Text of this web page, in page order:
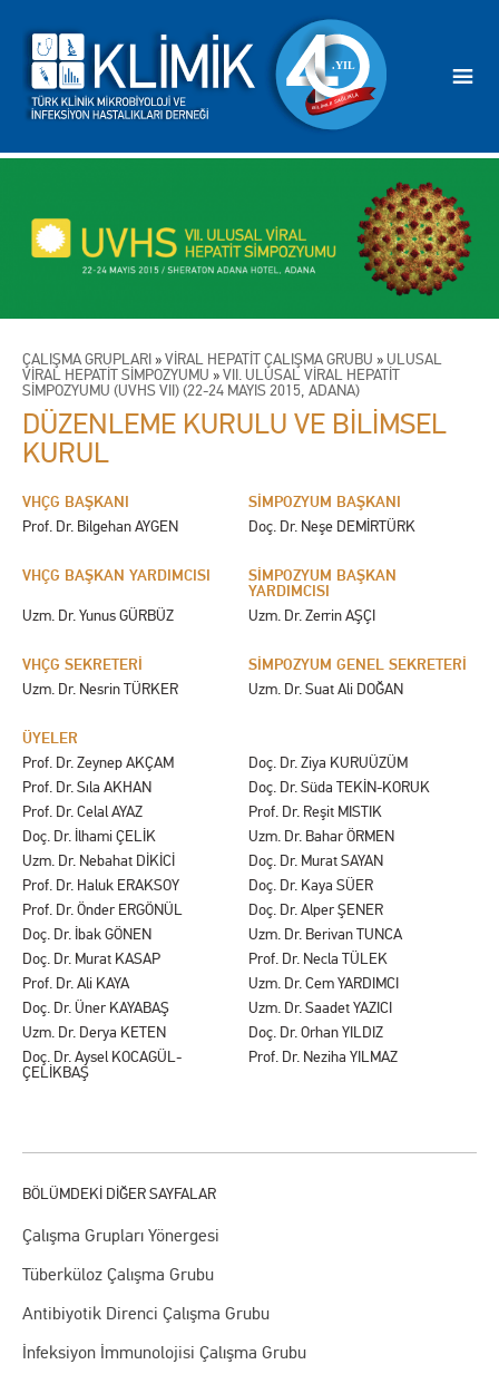
Çalışma Grupları Yönergesi
Tüberküloz Çalışma Grubu
Antibiyotik Direnci Çalışma Grubu
İnfeksiyon İmmunolojisi Çalışma Grubu
ÇALIŞMA GRUPLARI »VİRAL HEPATİT ÇALIŞMA GRUBU » ULUSAL
VİRAL HEPATİT SİMPOZYUMU »VII. ULUSAL VİRAL HEPATİT
SİMPOZYUMU (UVHS VII) (22-24 MAYIS 2015, ADANA)
DÜZENLEME KURULU VE BİLİMSEL
KURUL
VHÇG BAŞKANI
SİMPOZYUM BAŞKANI
Prof. Dr. Bilgehan AYGEN
Doç. Dr. Neşe DEMİRTÜRK
VHÇG BAŞKAN YARDIMCISI
SİMPOZYUM BAŞKAN
YARDIMCISI
Uzm. Dr. Yunus GÜRBÜZ
Uzm. Dr. Zerrin AŞÇI
VHÇG SEKRETERİ
SİMPOZYUM GENEL SEKRETERİ
Uzm. Dr. Nesrin TÜRKER
Uzm. Dr. Suat Ali DOĞAN
ÜYELER
Prof. Dr. Zeynep AKÇAM
Doç. Dr. Ziya KURUÜZÜM
Prof. Dr. Sıla AKHAN
Doç. Dr. Süda TEKİN-KORUK
Prof. Dr. Celal AYAZ
Prof. Dr. Reşit MISTIK
Doç. Dr. İlhami ÇELİK
Uzm. Dr. Bahar ÖRMEN
Uzm. Dr. Nebahat DİKİCİ
Doç. Dr. Murat SAYAN
Prof. Dr. Haluk ERAKSOY
Doç. Dr. Kaya SÜER
Prof. Dr. Önder ERGÖNÜL
Doç. Dr. Alper ŞENER
Doç. Dr. İbak GÖNEN
Uzm. Dr. Berivan TUNCA
Doç. Dr. Murat KASAP
Prof. Dr. Necla TÜLEK
Prof. Dr. Ali KAYA
Uzm. Dr. Cem YARDIMCI
Doç. Dr. Üner KAYABAŞ
Uzm. Dr. Saadet YAZICI
Uzm. Dr. Derya KETEN
Doç. Dr. Orhan YILDIZ
Doç. Dr. Aysel KOCAGÜL-
ÇELİKBAŞ
Prof. Dr. Neziha YILMAZ